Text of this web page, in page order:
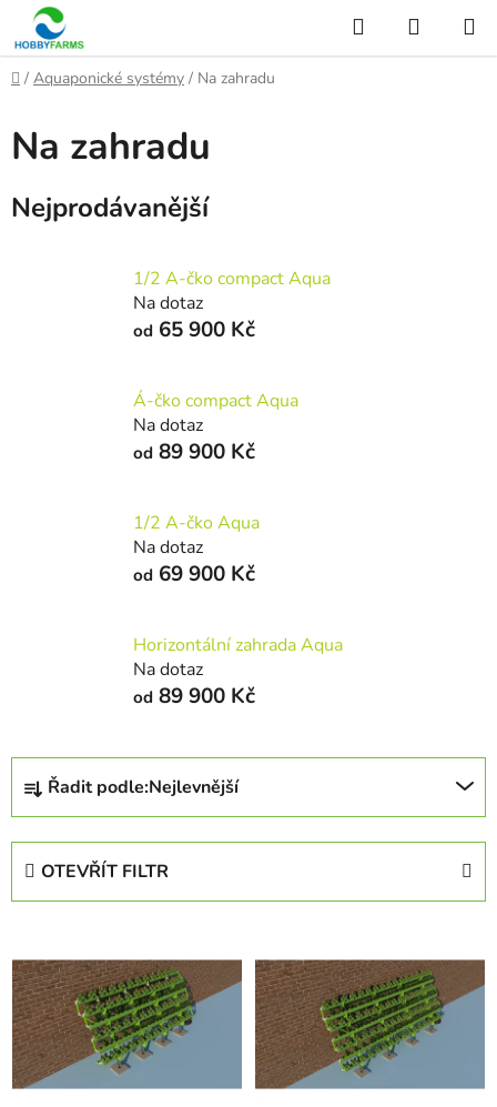
Přejít
na
obsah
Hledat
KOŠÍK
Domů
/ Aquaponické systémy / Na zahradu
Na zahradu
Nejprodávanější
1/2 A-čko compact Aqua
Na dotaz
od 65 900 Kč
Á-čko compact Aqua
Na dotaz
od 89 900 Kč
1/2 A-čko Aqua
Na dotaz
od 69 900 Kč
Horizontální zahrada Aqua
Na dotaz
od 89 900 Kč
Ř
z
r
o
d
u
k
Řadit podle:Nejlevnější
OTEVŘÍT FILTR
ý
p
i
s
p